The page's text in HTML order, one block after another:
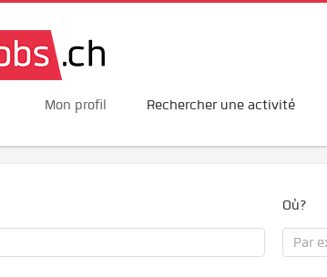
Mon profil Rechercher une activité
Où?